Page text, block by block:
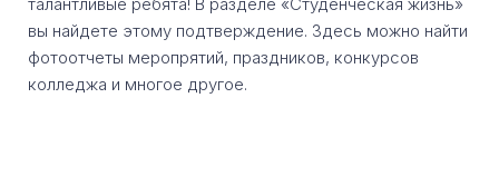
вы найдете этому подтверждение. Здесь можно найти
фотоотчеты меропрятий, праздников, конкурсов
колледжа и многое другое.